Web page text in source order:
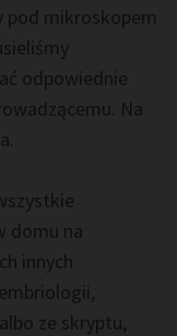
pod mikroskopem
odpowiednie
Na
domu na
innych
ze skryptu,